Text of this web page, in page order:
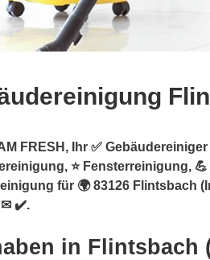
FRESH, Ihr ✅
⭐ Fensterreinigung,
für 🌍 83126 Flintsbach
✉ ✔️.
in Flintsbach